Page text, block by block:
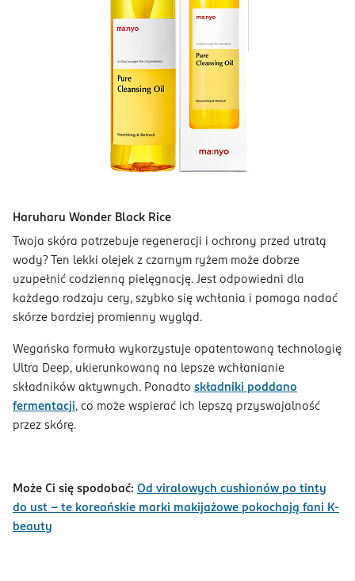
Haruharu Wonder Black Rice
Twoja skóra potrzebuje regeneracji i ochrony przed utratą
wody? Ten lekki olejek z czarnym ryżem może dobrze
uzupełnić codzienną pielęgnację. Jest odpowiedni dla
każdego rodzaju cery, szybko się wchłania i pomaga nadać
skórze bardziej promienny wygląd.
Wegańska formuła wykorzystuje opatentowaną technologię
Ultra Deep, ukierunkowaną na lepsze wchłanianie
składników aktywnych. Ponadto składniki poddano
fermentacji, co może wspierać ich lepszą przyswajalność
przez skórę.
Może Ci się spodobać: Od viralowych cushionów po tinty
do ust – te koreańskie marki makijażowe pokochają fani K-
beauty